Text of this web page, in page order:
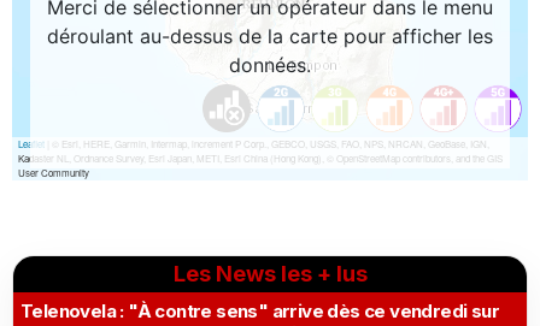
Les News les + lus
Telenovela : "À contre sens" arrive dès ce vendredi sur